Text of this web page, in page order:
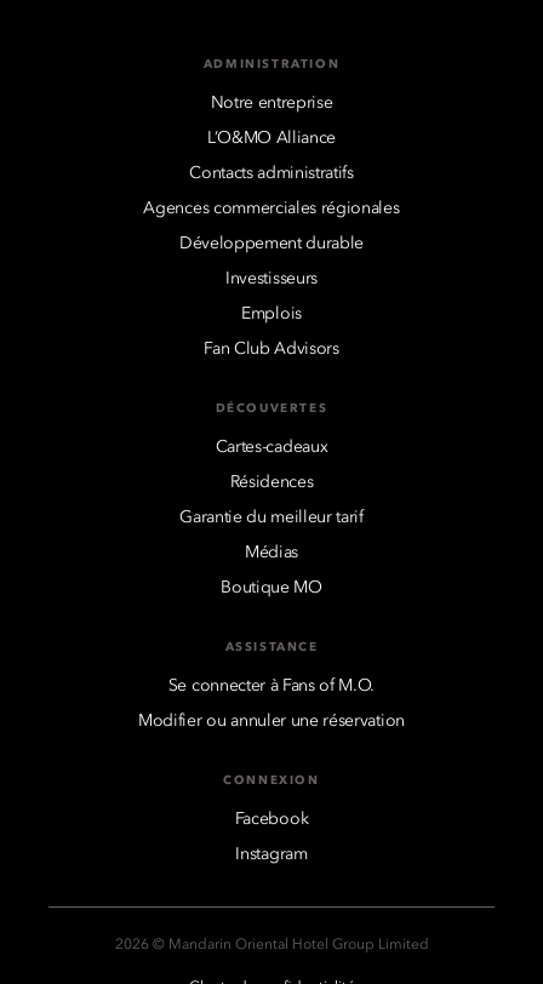
ADMINISTRATION
Notre entreprise
L’O&MO Alliance
Contacts administratifs
Agences commerciales régionales
Développement durable
Investisseurs
Emplois
Fan Club Advisors
DÉCOUVERTES
Cartes-cadeaux
Résidences
Garantie du meilleur tarif
Médias
Boutique MO
ASSISTANCE
Se connecter à Fans of M.O.
Modifier ou annuler une réservation
CONNEXION
Facebook
Instagram
2026 © Mandarin Oriental Hotel Group Limited